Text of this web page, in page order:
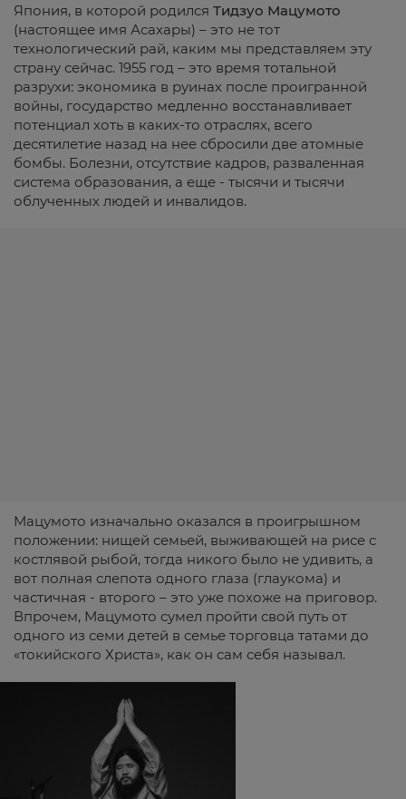
Япония, в которой родился Тидзуо Мацумото
(настоящее имя Асахары) – это не тот
технологический рай, каким мы представляем эту
страну сейчас. 1955 год – это время тотальной
разрухи: экономика в руинах после проигранной
войны, государство медленно восстанавливает
потенциал хоть в каких-то отраслях, всего
десятилетие назад на нее сбросили две атомные
бомбы. Болезни, отсутствие кадров, разваленная
система образования, а еще - тысячи и тысячи
облученных людей и инвалидов.
Мацумото изначально оказался в проигрышном
положении: нищей семьей, выживающей на рисе с
костлявой рыбой, тогда никого было не удивить, а
вот полная слепота одного глаза (глаукома) и
частичная - второго – это уже похоже на приговор.
Впрочем, Мацумото сумел пройти свой путь от
одного из семи детей в семье торговца татами до
«токийского Христа», как он сам себя называл.